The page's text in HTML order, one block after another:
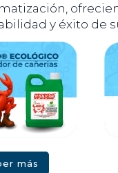
y éxito de
más